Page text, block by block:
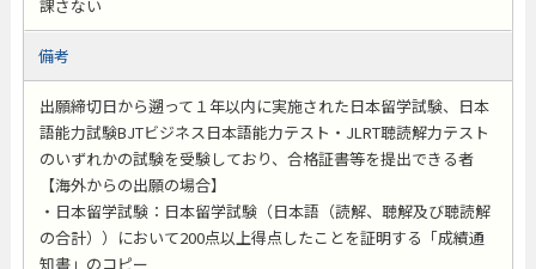
課さない
備考
出願締切日から遡って１年以内に実施された日本留学試験、日本
語能力試験BJTビジネス日本語能力テスト・JLRT聴読解力テスト
のいずれかの試験を受験しており、合格証書等を提出できる者
【海外からの出願の場合】
・日本留学試験：日本留学試験（日本語（読解、聴解及び聴読解
の合計））において200点以上得点したことを証明する「成績通
知書」のコピー